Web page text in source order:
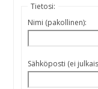
Tietosi:
Nimi (pakollinen):
Sähköposti (ei